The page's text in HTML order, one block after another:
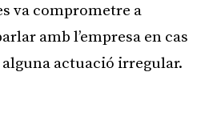
va comprometre a
amb l’empresa en cas
alguna actuació irregular.